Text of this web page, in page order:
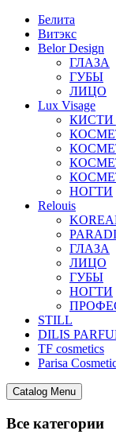
Белита
Витэкс
Belor Design
ГЛАЗА
ГУБЫ
ЛИЦО
Lux Visage
НОГТИ
Relouis
ГЛАЗА
ЛИЦО
ГУБЫ
НОГТИ
STILL
DILIS
TF cosmetics
Parisa
Catalog Menu
Все категории